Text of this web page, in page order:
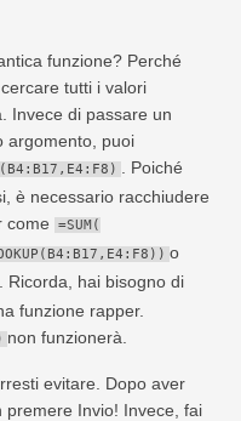
funzione? Perché
tutti i valori
Invece di passare un
argomento, puoi
. Poiché
è necessario racchiudere
come
=SUM(
o
. Ricorda, hai bisogno di
funzione rapper.
non funzionerà.
evitare. Dopo aver
Invio! Invece, fai